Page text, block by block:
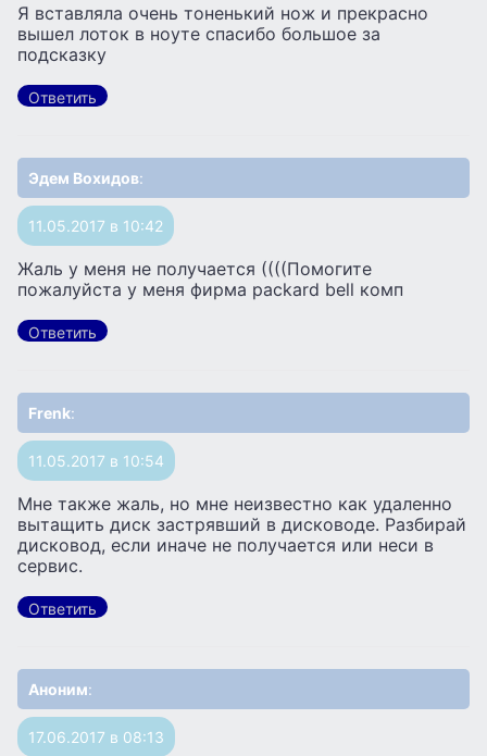
Я вставляла очень тоненький нож и прекрасно
вышел лоток в ноуте спасибо большое за
подсказку
Ответить
Эдем Вохидов:
11.05.2017 в 10:42
Жаль у меня не получается ((((Помогите
пожалуйста у меня фирма packard bell комп
Ответить
Frenk:
11.05.2017 в 10:54
Мне также жаль, но мне неизвестно как удаленно
вытащить диск застрявший в дисководе. Разбирай
дисковод, если иначе не получается или неси в
сервис.
Ответить
Аноним:
17.06.2017 в 08:13